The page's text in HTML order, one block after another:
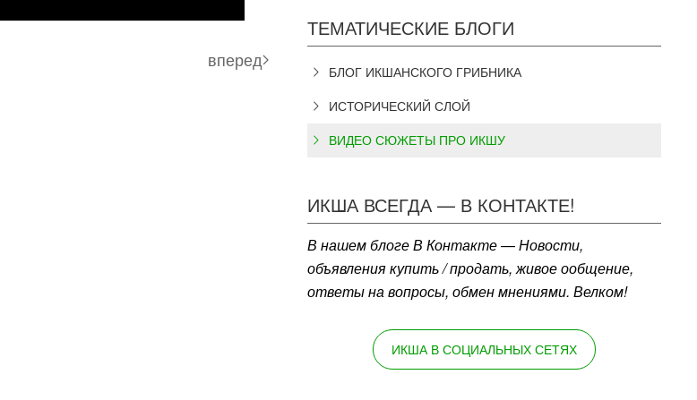
вперед
ТЕМАТИЧЕСКИЕ БЛОГИ
БЛОГ ИКШАНСКОГО ГРИБНИКА
ИСТОРИЧЕСКИЙ СЛОЙ
ВИДЕО СЮЖЕТЫ ПРО ИКШУ
ИКША ВСЕГДА — В КОНТАКТЕ!
В нашем блоге В Контакте — Новости,
объявления купить / продать, живое ообщение,
ответы на вопросы, обмен мнениями. Велком!
ИКША В СОЦИАЛЬНЫХ СЕТЯХ